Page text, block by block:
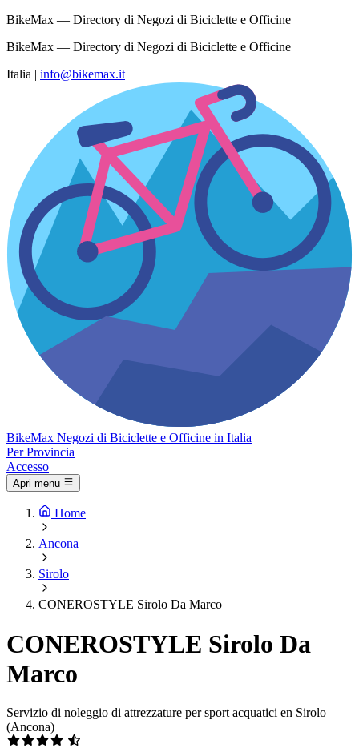
BikeMax — Directory di Negozi di Biciclette e Officine
BikeMax — Directory di Negozi di Biciclette e Officine
Italia | info@bikemax.it
BikeMax Negozi di Biciclette e Officine in Italia
Per Provincia
Accesso
Apri menu
Home
Ancona
Sirolo
CONEROSTYLE Sirolo Da Marco
CONEROSTYLE Sirolo Da
Marco
Servizio di noleggio di attrezzature per sport acquatici en Sirolo
(Ancona)